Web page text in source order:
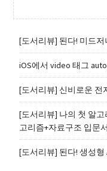
[도서리뷰] 된다! 미드저
iOS에서 video 태그
[도서리뷰] 신비로운 전
[도서리뷰] 나의 첫 알
고리즘+자료구조 입문서
[도서리뷰] 된다! 생성형